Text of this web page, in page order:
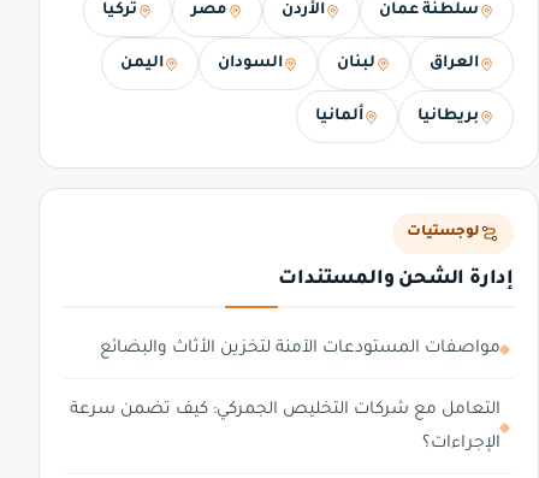
سلطنة عمان الأردن مصر تركيا
العراق لبنان السودان اليمن
بريطانيا ألمانيا
لوجستيات
إدارة الشحن والمستندات
مواصفات المستودعات الآمنة لتخزين الأثاث والبضائع
التعامل مع شركات التخليص الجمركي: كيف تضمن سرعة
الإجراءات؟